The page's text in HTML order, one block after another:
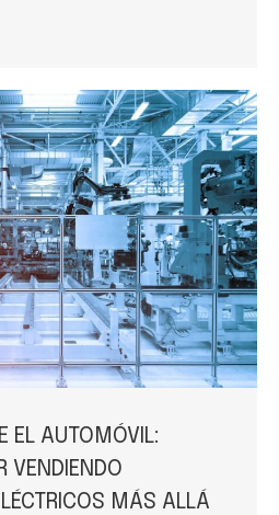
EL AUTOMÓVIL:
VENDIENDO
MÁS ALLÁ